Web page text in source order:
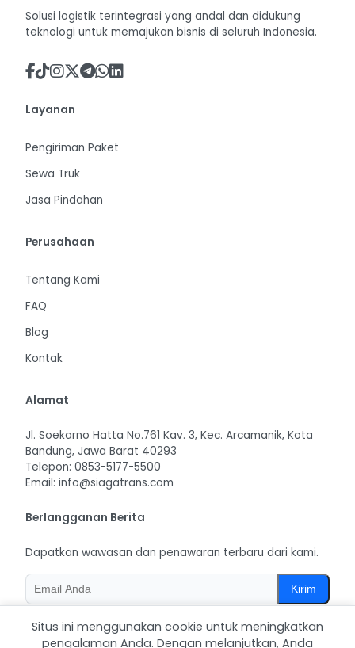
Solusi logistik terintegrasi yang andal dan didukung
teknologi untuk memajukan bisnis di seluruh Indonesia.
Layanan
Pengiriman Paket
Sewa Truk
Jasa Pindahan
Perusahaan
Tentang Kami
FAQ
Blog
Kontak
Alamat
Jl. Soekarno Hatta No.761 Kav. 3, Kec. Arcamanik, Kota
Bandung, Jawa Barat 40293
Telepon: 0853-5177-5500
Email: info@siagatrans.com
Berlangganan Berita
Dapatkan wawasan dan penawaran terbaru dari kami.
Kirim
Situs ini menggunakan cookie untuk meningkatkan
pengalaman Anda. Dengan melanjutkan, Anda